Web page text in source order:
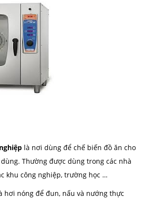
là nơi dùng để chế biến đồ ăn cho
Thường được dùng trong các nhà
khu công nghiệp, trường học …
hơi nóng để đun, nấu và nướng thực